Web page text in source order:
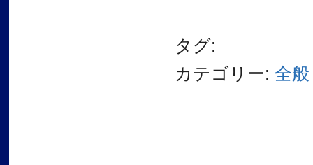
タグ:
カテゴリー: 全般